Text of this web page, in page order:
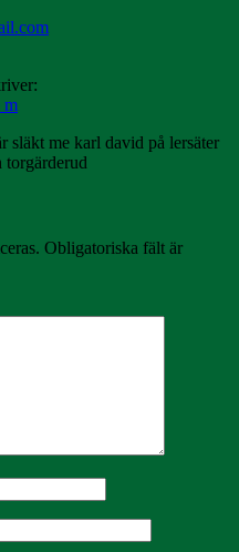
m
släkt me karl david på lersäter
torgärderud
Obligatoriska fält är